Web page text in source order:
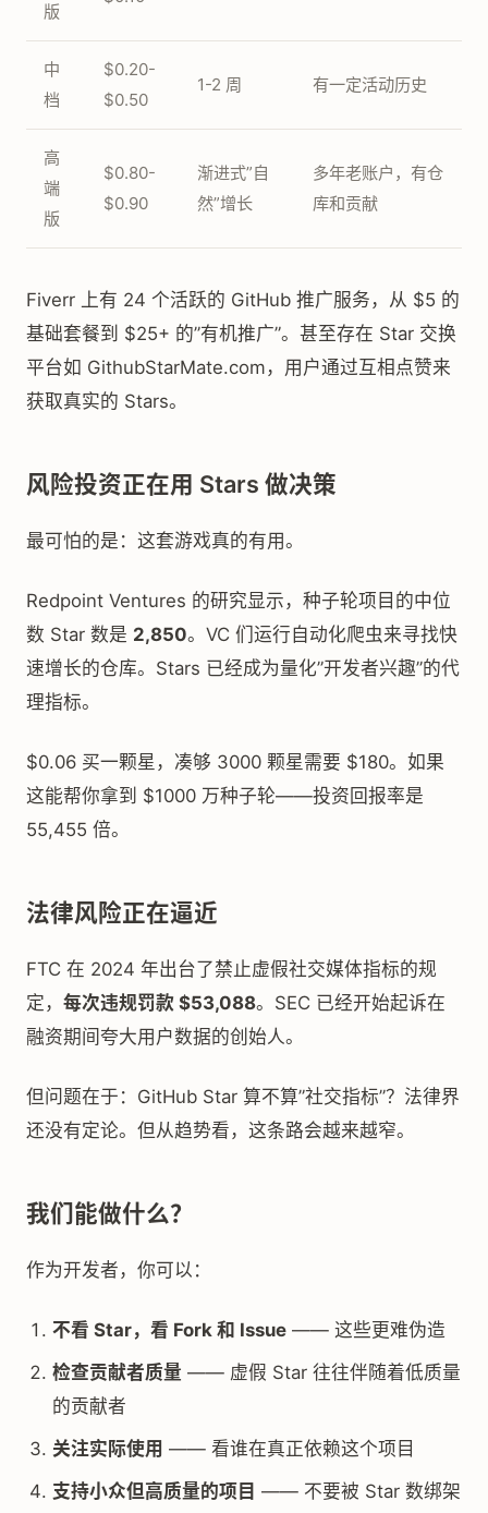
版
中
档
$0.20-
$0.50
1-2 周 有一定活动历史
高
端
版
$0.80-
$0.90
渐进式”自
然”增长
多年老账户，有仓
库和贡献
Fiverr 上有 24 个活跃的 GitHub 推广服务，从 $5 的
基础套餐到 $25+ 的”有机推广”。甚至存在 Star 交换
平台如 GithubStarMate.com，用户通过互相点赞来
获取真实的 Stars。
风险投资正在用 Stars 做决策
最可怕的是：这套游戏真的有用。
Redpoint Ventures 的研究显示，种子轮项目的中位
数 Star 数是 2,850。VC 们运行自动化爬虫来寻找快
速增长的仓库。Stars 已经成为量化”开发者兴趣”的代
理指标。
$0.06 买一颗星，凑够 3000 颗星需要 $180。如果
这能帮你拿到 $1000 万种子轮——投资回报率是
55,455 倍。
法律风险正在逼近
FTC 在 2024 年出台了禁止虚假社交媒体指标的规
定， 每次违规罚款 $53,088。SEC 已经开始起诉在
融资期间夸大用户数据的创始人。
但问题在于：GitHub Star 算不算”社交指标”？法律界
还没有定论。但从趋势看，这条路会越来越窄。
我们能做什么？
作为开发者，你可以：
不看 Star，看 Fork 和 Issue —— 这些更难伪造
检查贡献者质量 —— 虚假 Star 往往伴随着低质量
的贡献者
关注实际使用 —— 看谁在真正依赖这个项目
支持小众但高质量的项目 —— 不要被 Star 数绑架